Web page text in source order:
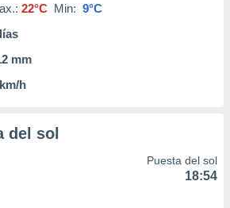
22°C Min: 9°C
mm
h
del sol
Puesta del sol
18:54